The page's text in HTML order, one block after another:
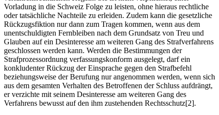
Vorladung in die Schweiz Folge zu leisten, ohne hieraus rechtliche
oder tatsächliche Nachteile zu erleiden. Zudem kann die gesetzliche
Rückzugsfiktion nur dann zum Tragen kommen, wenn aus dem
unentschuldigten Fernbleiben nach dem Grundsatz von Treu und
Glauben auf ein Desinteresse am weiteren Gang des Strafverfahrens
geschlossen werden kann. Werden die Bestimmungen der
Strafprozessordnung verfassungskonform ausgelegt, darf ein
konkludenter Rückzug der Einsprache gegen den Strafbefehl
beziehungsweise der Berufung nur angenommen werden, wenn sich
aus dem gesamten Verhalten des Betroffenen der Schluss aufdrängt,
er verzichte mit seinem Desinteresse am weiteren Gang des
Verfahrens bewusst auf den ihm zustehenden Rechtsschutz[2].